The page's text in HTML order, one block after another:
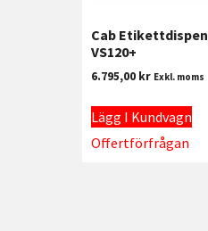
Cab
VS120+
6.795,00 kr Exkl. moms
Lägg I Kundvagn
Offertförfrågan